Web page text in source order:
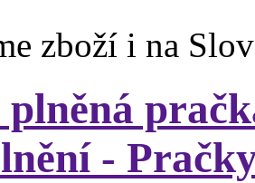
zboží i na
plněná
-